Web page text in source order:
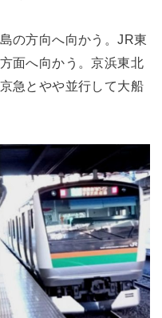
の方向へ向かう。JR東
面へ向かう。京浜東北
急とやや並行して大船